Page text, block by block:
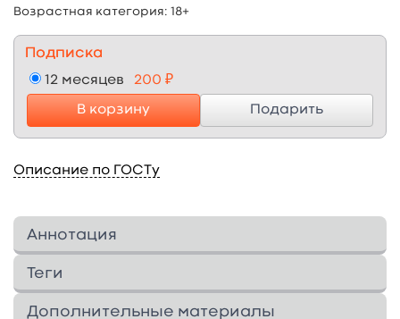
Возрастная категория: 18+
Подписка
12 месяцев 200 ₽
В корзину Подарить
Описание по ГОСТу
Аннотация
В учебном пособии раскрыты
классификация, патогенез неврологических
побочных эффектов антипсихотиков и
Теги
Дополнительные материалы